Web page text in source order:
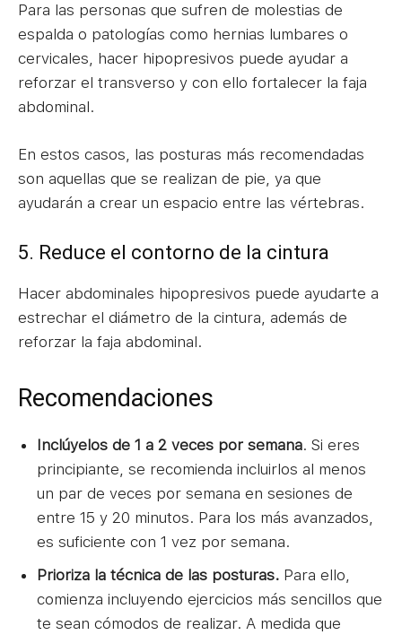
Para las personas que sufren de molestias de
espalda o patologías como hernias lumbares o
cervicales, hacer hipopresivos puede ayudar a
reforzar el transverso y con ello fortalecer la faja
abdominal.
En estos casos, las posturas más recomendadas
son aquellas que se realizan de pie, ya que
ayudarán a crear un espacio entre las vértebras.
5. Reduce el contorno de la cintura
Hacer abdominales hipopresivos puede ayudarte a
estrechar el diámetro de la cintura, además de
reforzar la faja abdominal.
Recomendaciones
Inclúyelos de 1 a 2 veces por semana. Si eres
principiante, se recomienda incluirlos al menos
un par de veces por semana en sesiones de
entre 15 y 20 minutos. Para los más avanzados,
es suficiente con 1 vez por semana.
Prioriza la técnica de las posturas. Para ello,
comienza incluyendo ejercicios más sencillos que
te sean cómodos de realizar. A medida que